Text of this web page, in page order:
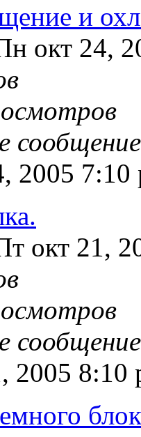
и
окт 24,
2005 7:10
окт 21,
2005 8:10